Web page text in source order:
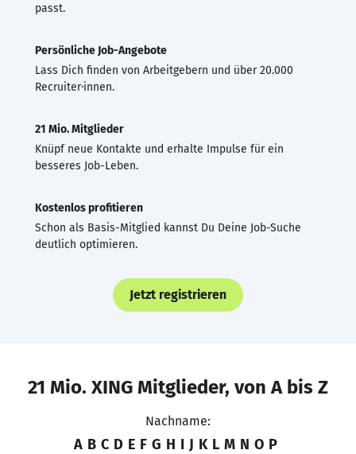
passt.
Persönliche Job-Angebote
Lass Dich finden von Arbeitgebern und über 20.000
Recruiter·innen.
21 Mio. Mitglieder
Knüpf neue Kontakte und erhalte Impulse für ein
besseres Job-Leben.
Kostenlos profitieren
Schon als Basis-Mitglied kannst Du Deine Job-Suche
deutlich optimieren.
Jetzt registrieren
21 Mio. XING Mitglieder, von A bis Z
Nachname:
A B C D E F G H I J K L M N O P